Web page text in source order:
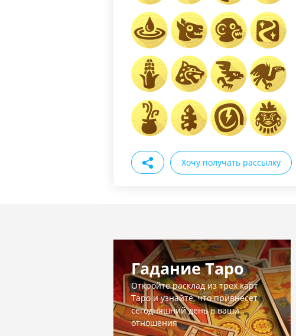
Хочу получать рассылку
Гадание Таро
Откройте расклад из трех карт
Таро и узнайте, что привнесет
сегодняшний день в ваши
отношения